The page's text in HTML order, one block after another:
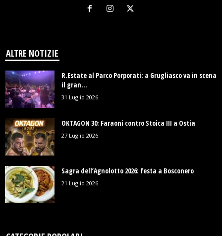
ALTRE NOTIZIE
R.Estate al Parco Porporati: a Grugliasco va in scena
il gran...
31 Luglio 2026
OKTAGON 30: Faraoni contro Stoica III a Ostia
27 Luglio 2026
Sagra dell’Agnolotto 2026: festa a Bosconero
21 Luglio 2026